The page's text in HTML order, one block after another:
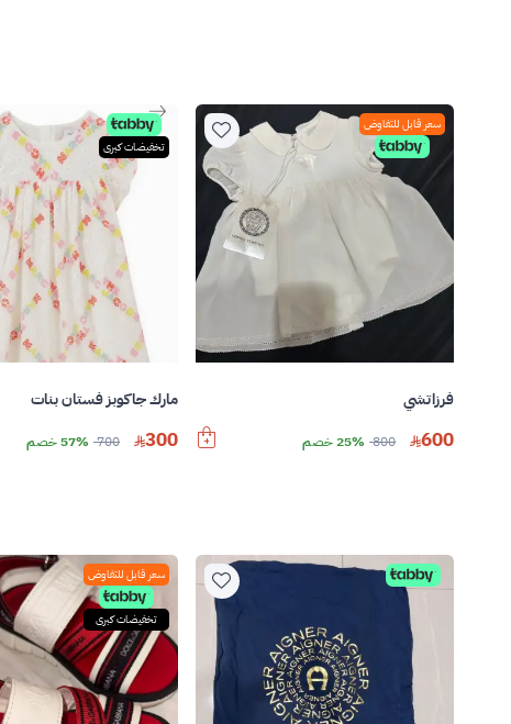
سعر قابل للتفاوض
فرزاتشي
600
800 25% خصم
تخفيضات كبرى
مارك جاكوبز فستان بنات
300
700 57% خصم
سعر قابل للتفاوض
تخفيضات كبرى